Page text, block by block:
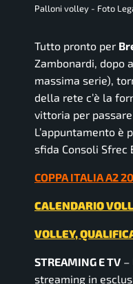
Palloni volley - Foto
Tutto pronto per
Zambonardi, dopo
massima serie),
della rete c’è la
vittoria per
L’appuntamento è
sfida Consoli Sfrec
COPPA ITALIA A2
CALENDARIO
VOLLEY,
STREAMING E TV –
streaming in